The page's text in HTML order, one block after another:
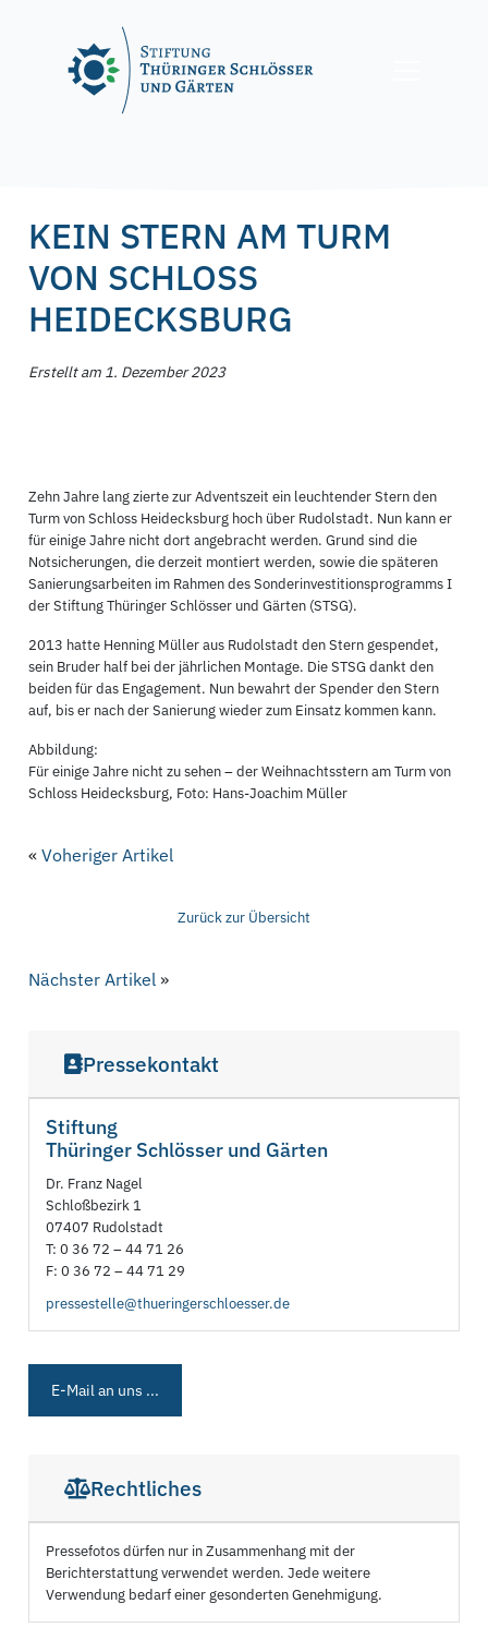
KEIN STERN AM TURM
VON SCHLOSS
HEIDECKSBURG
Erstellt am 1. Dezember 2023
Zehn Jahre lang zierte zur Adventszeit ein leuchtender Stern den
Turm von Schloss Heidecksburg hoch über Rudolstadt. Nun kann er
für einige Jahre nicht dort angebracht werden. Grund sind die
Notsicherungen, die derzeit montiert werden, sowie die späteren
Sanierungsarbeiten im Rahmen des Sonderinvestitionsprogramms I
der Stiftung Thüringer Schlösser und Gärten (STSG).
2013 hatte Henning Müller aus Rudolstadt den Stern gespendet,
sein Bruder half bei der jährlichen Montage. Die STSG dankt den
beiden für das Engagement. Nun bewahrt der Spender den Stern
auf, bis er nach der Sanierung wieder zum Einsatz kommen kann.
Abbildung:
Für einige Jahre nicht zu sehen – der Weihnachtsstern am Turm von
Schloss Heidecksburg, Foto: Hans-Joachim Müller
«Voheriger Artikel
Zurück zur Übersicht
Nächster Artikel »
Pressekontakt
Stiftung
Thüringer Schlösser und Gärten
Dr. Franz Nagel
Schloßbezirk 1
07407 Rudolstadt
T: 0 36 72 – 44 71 26
F: 0 36 72 – 44 71 29
pressestelle@thueringerschloesser.de
E-Mail an uns ...
Rechtliches
Pressefotos dürfen nur in Zusammenhang mit der
Berichterstattung verwendet werden. Jede weitere
Verwendung bedarf einer gesonderten Genehmigung.